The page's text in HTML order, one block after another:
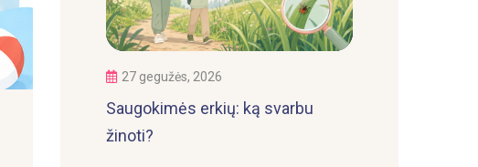
27 gegužės, 2026
Saugokimės erkių: ką svarbu
žinoti?